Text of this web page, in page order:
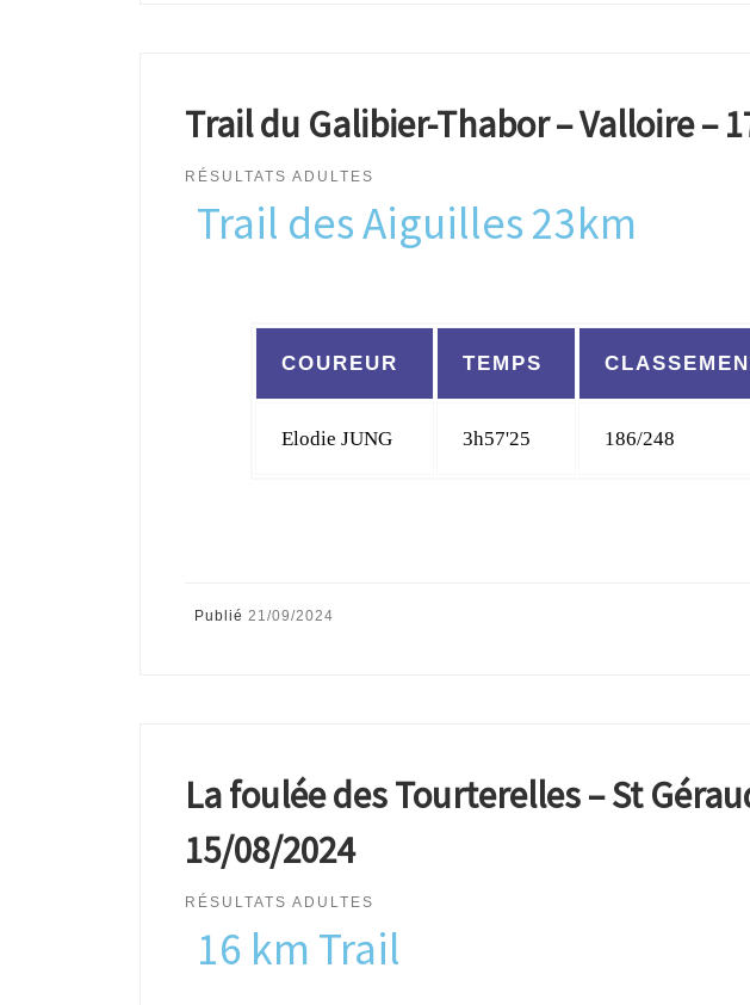
Trail du Galibier-Thabor – Valloire –
RÉSULTATS ADULTES
Trail des Aiguilles 23km
COUREUR TEMPS
Elodie JUNG 3h57'25 186/248
Publié 21/09/2024
La foulée des Tourterelles – St
15/08/2024
RÉSULTATS ADULTES
16 km Trail